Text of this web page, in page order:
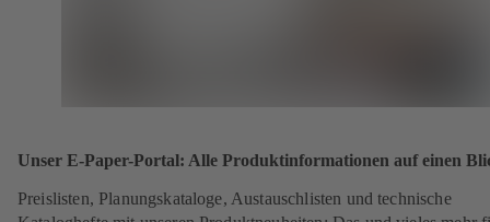
Unser E-Paper-Portal: Alle Produktinformationen auf einen
Preislisten, Planungskataloge, Austauschlisten und technische